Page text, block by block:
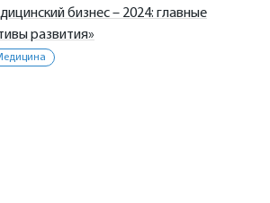
бизнес – 2024: главные
развития»